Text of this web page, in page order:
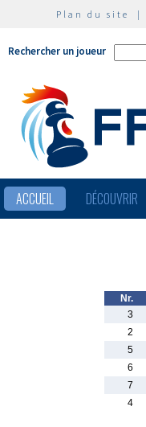
Plan du site |
Rechercher un joueur
ACCUEIL DÉCOUVRIR
Nr.
3
2
5
6
7
4